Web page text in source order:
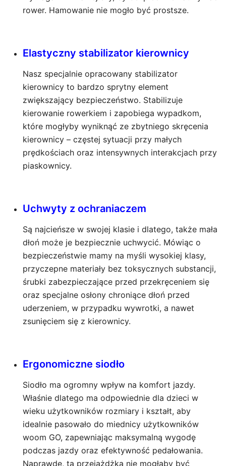
rower. Hamowanie nie mogło być prostsze.
Elastyczny stabilizator kierownicy
Nasz specjalnie opracowany stabilizator
kierownicy to bardzo sprytny element
zwiększający bezpieczeństwo. Stabilizuje
kierowanie rowerkiem i zapobiega wypadkom,
które mogłyby wyniknąć ze zbytniego skręcenia
kierownicy – częstej sytuacji przy małych
prędkościach oraz intensywnych interakcjach przy
piaskownicy.
Uchwyty z ochraniaczem
Są najcieńsze w swojej klasie i dlatego, także mała
dłoń może je bezpiecznie uchwycić. Mówiąc o
bezpieczeństwie mamy na myśli wysokiej klasy,
przyczepne materiały bez toksycznych substancji,
śrubki zabezpieczające przed przekręceniem się
oraz specjalne osłony chroniące dłoń przed
uderzeniem, w przypadku wywrotki, a nawet
zsunięciem się z kierownicy.
Ergonomiczne siodło
Siodło ma ogromny wpływ na komfort jazdy.
Właśnie dlatego ma odpowiednie dla dzieci w
wieku użytkowników rozmiary i kształt, aby
idealnie pasowało do miednicy użytkowników
woom GO, zapewniając maksymalną wygodę
podczas jazdy oraz efektywność pedałowania.
Naprawdę, ta przejażdżka nie mogłaby być